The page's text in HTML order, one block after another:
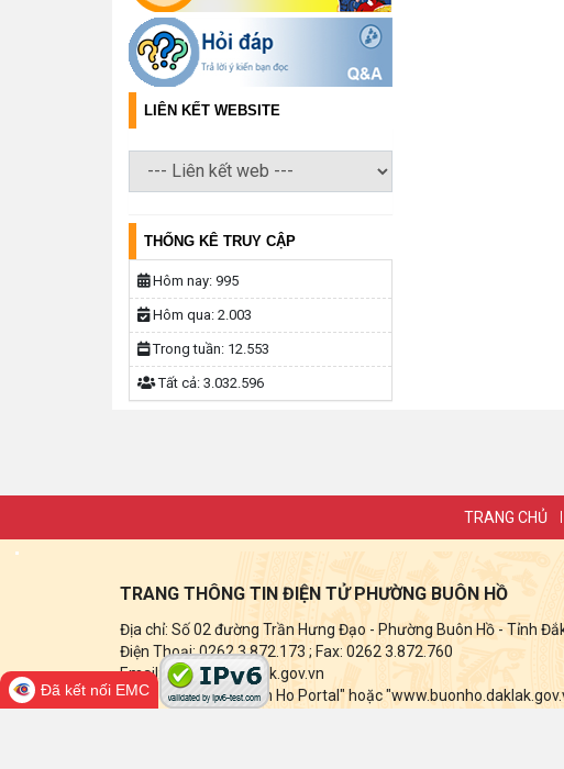
LIÊN KẾT WEBSITE
THỐNG KÊ TRUY CẬP
Hôm nay: 995
Hôm qua: 2.003
Trong tuần: 12.553
Tất cả: 3.032.596
TRANG CHỦ
TRANG THÔNG TIN ĐIỆN TỬ PHƯỜNG BUÔN HỒ
Địa chỉ: Số 02 đường Trần Hưng Đạo - Phường Buôn Hồ - Tỉnh
Điện Thoại: 0262 3.872.173 ; Fax: 0262 3.872.760
Email: buonho@daklak.gov.vn
Ghi rõ nguồn tin "Buon Ho Portal" hoặc
Đã kết nối EMC